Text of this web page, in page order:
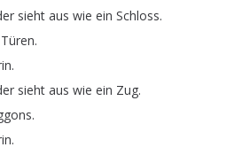
sieht aus wie ein Schloss.
Türen.
.
sieht aus wie ein Zug.
.
.